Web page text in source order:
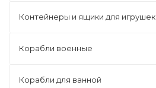
Контейнеры и ящики для игрушек
Корабли военные
Корабли для ванной